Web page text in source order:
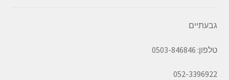
גבעתיים
טלפון: 0503-846846
052-3396922